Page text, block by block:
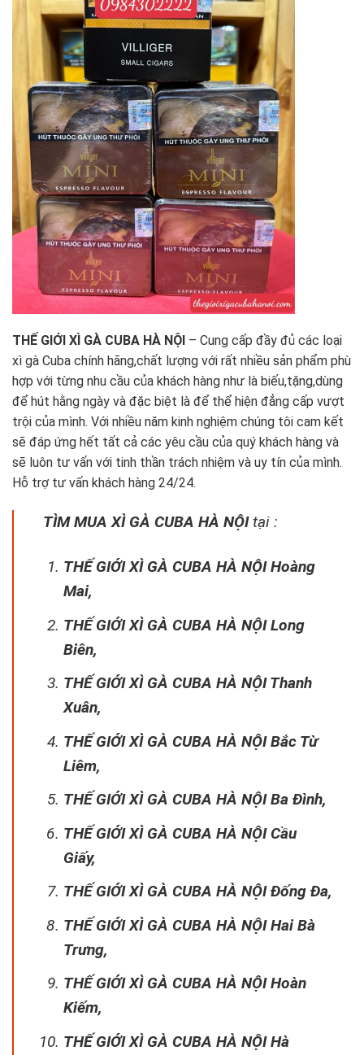
THẾ GIỚI XÌ GÀ CUBA HÀ NỘI – Cung cấp đầy đủ các loại
xì gà Cuba chính hãng,chất lượng với rất nhiều sản phẩm phù
hợp với từng nhu cầu của khách hàng như là biếu,tặng,dùng
để hút hằng ngày và đặc biệt là để thể hiện đẳng cấp vượt
trội của mình. Với nhiều năm kinh nghiệm chúng tôi cam kết
sẽ đáp ứng hết tất cả các yêu cầu của quý khách hàng và
sẽ luôn tư vấn với tinh thần trách nhiệm và uy tín của mình.
Hỗ trợ tư vấn khách hàng 24/24.
TÌM MUA XÌ GÀ CUBA HÀ NỘItại :
THẾ GIỚI XÌ GÀ CUBA HÀ NỘI Hoàng
Mai,
THẾ GIỚI XÌ GÀ CUBA HÀ NỘI Long
Biên,
THẾ GIỚI XÌ GÀ CUBA HÀ NỘI Thanh
Xuân,
THẾ GIỚI XÌ GÀ CUBA HÀ NỘI Bắc Từ
Liêm,
THẾ GIỚI XÌ GÀ CUBA HÀ NỘI Ba Đình,
THẾ GIỚI XÌ GÀ CUBA HÀ NỘI Cầu
Giấy,
THẾ GIỚI XÌ GÀ CUBA HÀ NỘI Đống Đa,
THẾ GIỚI XÌ GÀ CUBA HÀ NỘI Hai Bà
Trưng,
THẾ GIỚI XÌ GÀ CUBA HÀ NỘI Hoàn
Kiếm,
THẾ GIỚI XÌ GÀ CUBA HÀ NỘI Hà